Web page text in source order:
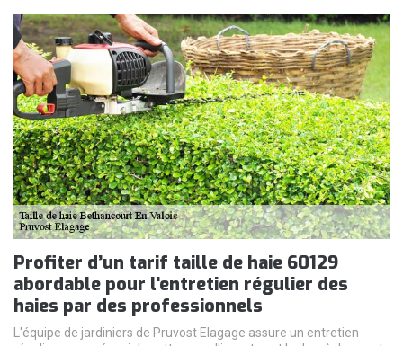
Profiter d’un tarif taille de haie 60129
abordable pour l'entretien régulier des
haies par des professionnels
L'équipe de jardiniers de Pruvost Elagage assure un entretien